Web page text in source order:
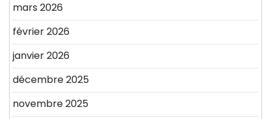
mars 2026
février 2026
janvier 2026
décembre 2025
novembre 2025